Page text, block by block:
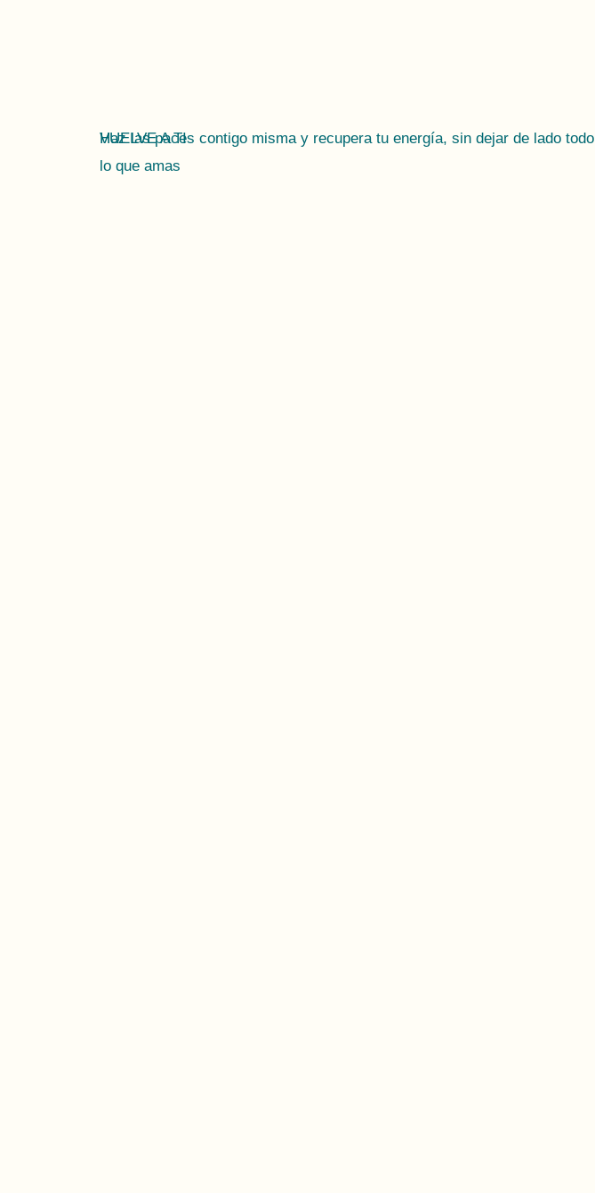
Haz las paces contigo misma y recupera tu energía, sin dejar de lado todo
lo que amas
VUELVE A TI